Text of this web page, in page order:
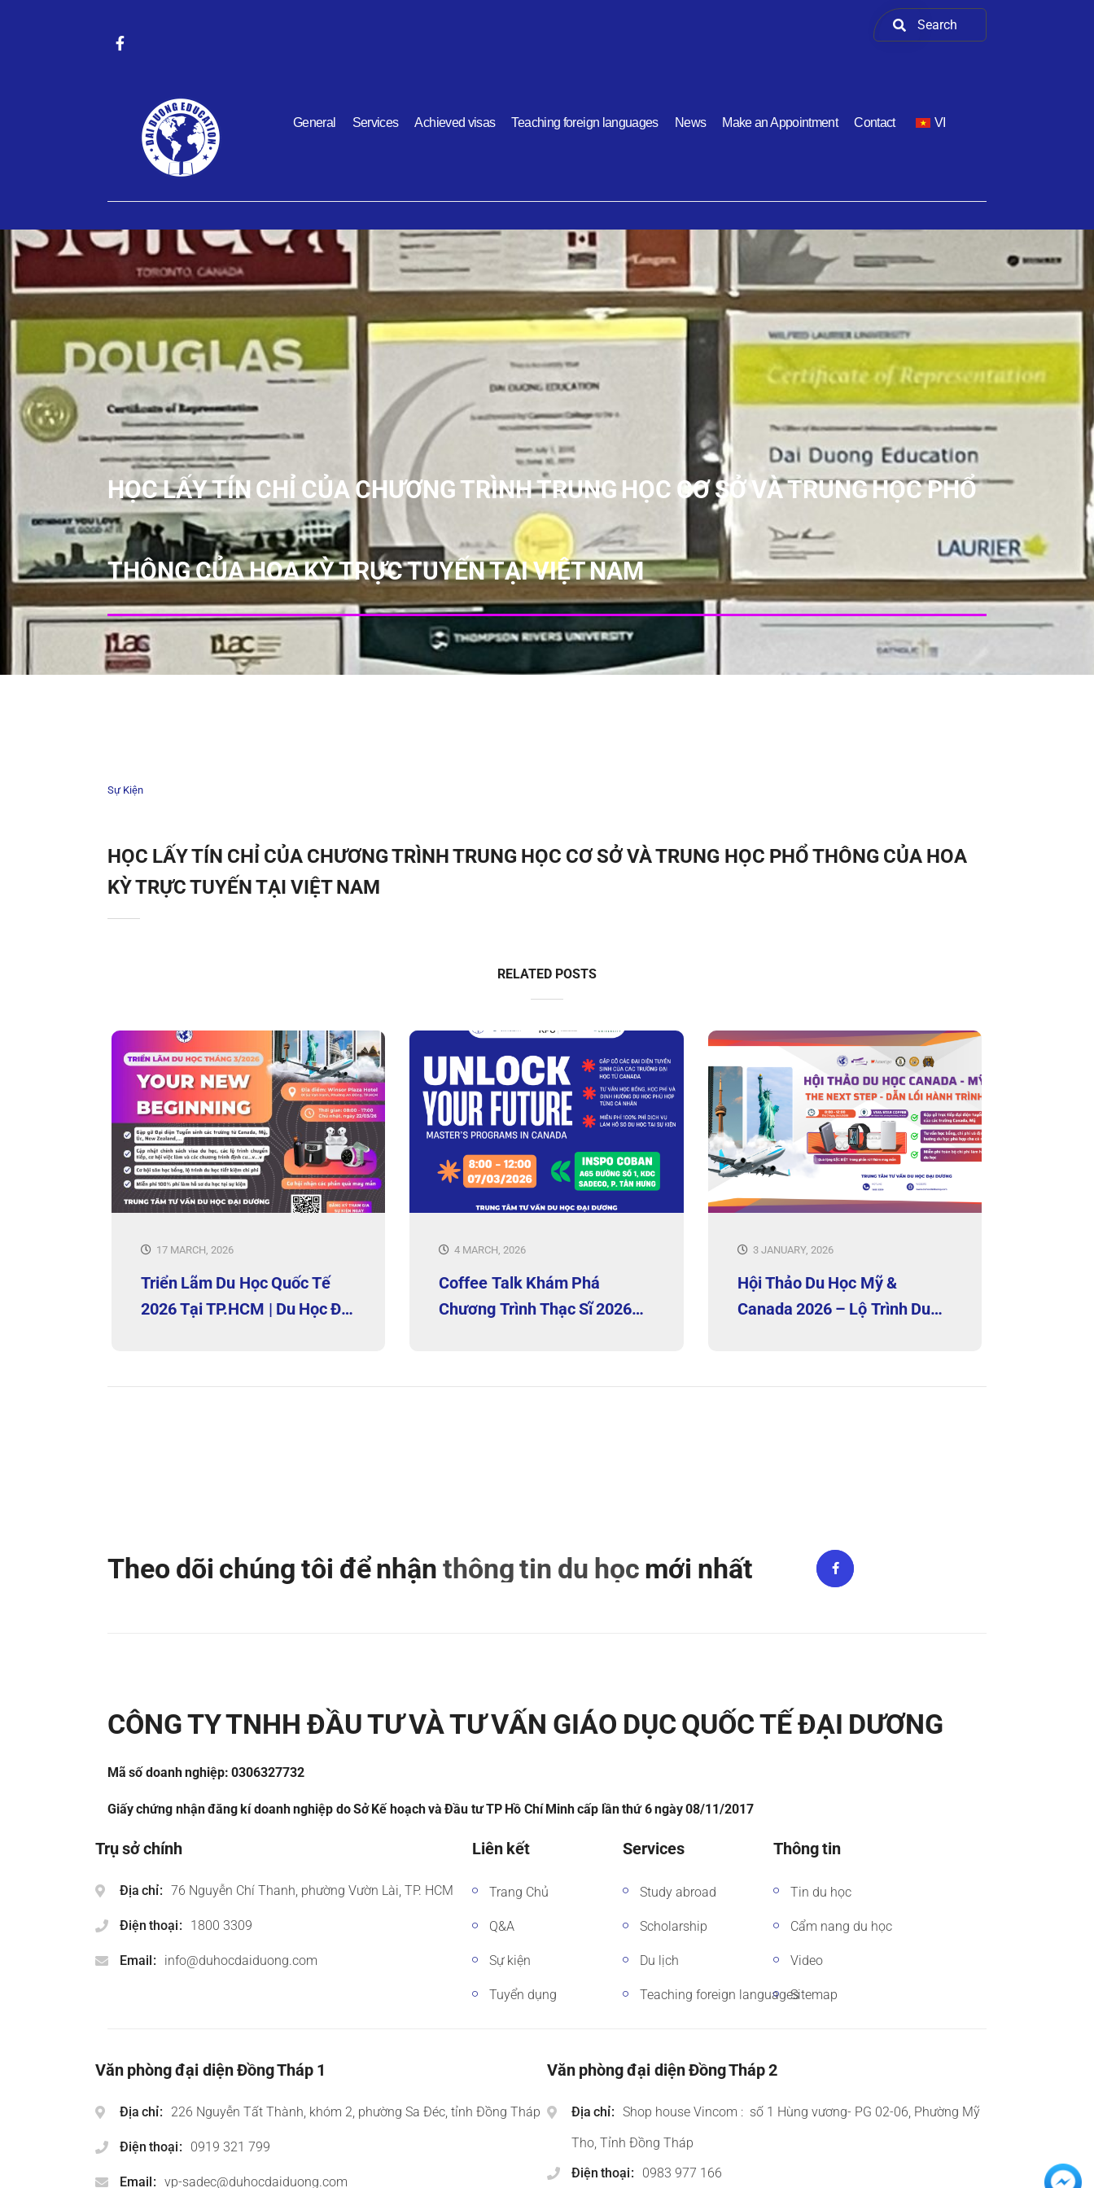
General Services Achieved visas Teaching foreign languages News Make an Appointment Contact VI
HỌC LẤY TÍN CHỈ CỦA CHƯƠNG TRÌNH TRUNG HỌC CƠ SỞ VÀ TRUNG HỌC PHỔ
THÔNG CỦA HOA KỲ TRỰC TUYẾN TẠI VIỆT NAM
Sự Kiện
HỌC LẤY TÍN CHỈ CỦA CHƯƠNG TRÌNH TRUNG HỌC CƠ SỞ VÀ TRUNG HỌC PHỔ THÔNG CỦA HOA
KỲ TRỰC TUYẾN TẠI VIỆT NAM
RELATED POSTS
17 MARCH, 2026
Triển Lãm Du Học Quốc Tế
2026 Tại TP.HCM | Du Học Đại
4 MARCH, 2026
Coffee Talk Khám Phá
Chương Trình Thạc Sĩ 2026
3 JANUARY, 2026
Hội Thảo Du Học Mỹ &
Canada 2026 – Lộ Trình Du
Theo dõi chúng tôi để nhận thông tin du học mới nhất
CÔNG TY TNHH ĐẦU TƯ VÀ TƯ VẤN GIÁO DỤC QUỐC TẾ ĐẠI DƯƠNG
Mã số doanh nghiệp: 0306327732
Giấy chứng nhận đăng kí doanh nghiệp do Sở Kế hoạch và Đầu tư TP Hồ Chí Minh cấp lần thứ 6 ngày 08/11/2017
Trụ sở chính
Địa chỉ 76 Nguyễn Chí Thanh, phường Vườn Lài, TP. HCM
Điện thoại 1800 3309
Email info@duhocdaiduong.com
Liên kết
Trang Chủ
Q&A
Sự kiện
Tuyển dụng
Services
Study abroad
Scholarship
Du lịch
Teaching foreign languages
Thông tin
Tin du học
Cẩm nang du học
Video
Sitemap
Văn phòng đại diện Đồng Tháp 1
Địa chỉ 226 Nguyễn Tất Thành, khóm 2, phường Sa Đéc, tỉnh Đồng Tháp
Điện thoại 0919 321 799
Email vp-sadec@duhocdaiduong.com
Văn phòng đại diện Đồng Tháp 2
Địa chỉ
Shop house Vincom : số 1 Hùng vương- PG 02-06, Phường Mỹ
Tho, Tỉnh Đồng Tháp
Điện thoại
0983 977 166